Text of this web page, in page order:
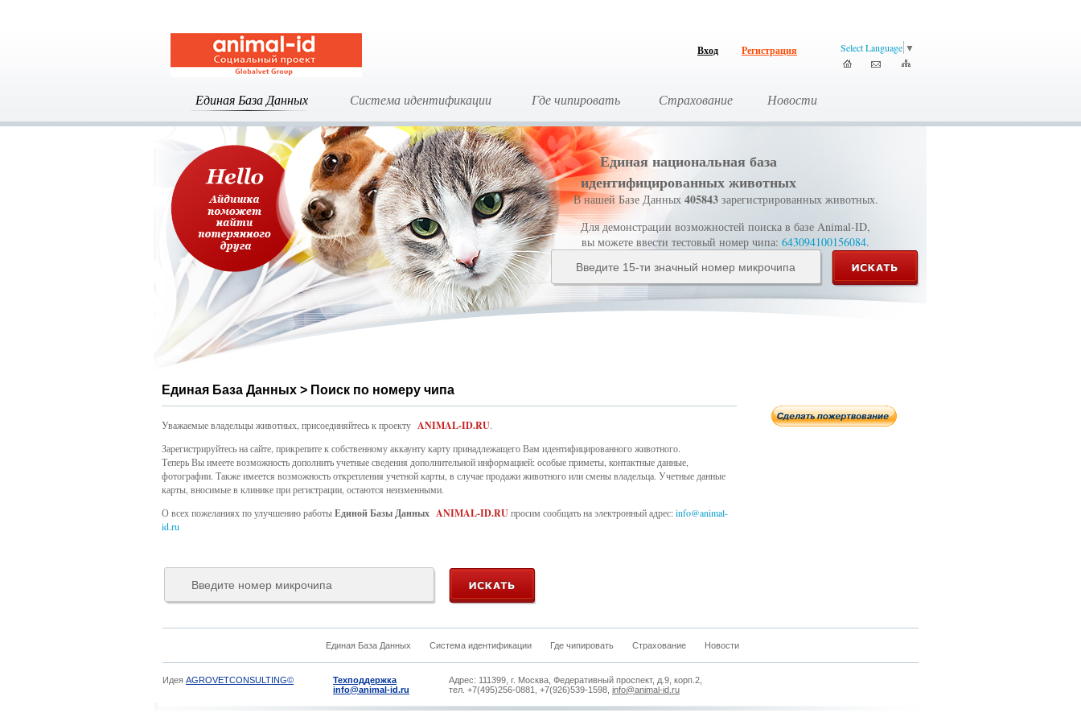
Вход Регистрация Select Language ▼
Единая База Данных Система идентификации Где чипировать Страхование Новости
Единая национальная база
идентифицированных животных
В нашей Базе Данных 405843зарегистрированных животных.
Для демонстрации возможностей поиска в базе Animal-ID,
вы можете ввести тестовый номер чипа: 643094100156084.
Единая База Данных > Поиск по номеру чипа
Уважаемые владельцы животных, присоединяйтесь к проекту ANIMAL-ID.RU.
Зарегистрируйтесь на сайте, прикрепите к собственному аккаунту карту принадлежащего Вам идентифицированного животного.
Теперь Вы имеете возможность дополнить учетные сведения дополнительной информацией: особые приметы, контактные данные,
фотографии. Также имеется возможность открепления учетной карты, в случае продажи животного или смены владельца. Учетные данные
карты, вносимые в клинике при регистрации, остаются неизменными.
О всех пожеланиях по улучшению работыЕдиной Базы Данных ANIMAL-ID.RUпросим сообщать на электронный адрес:info@animal-
id.ru
Единая База Данных Система идентификации Где чипировать Страхование Новости
Идея AGROVETCONSULTING©
Техподдержка
info@animal-id.ru
Адрес: 111399, г. Москва, Федеративный проспект, д.9, корп.2,
тел. +7(495)256-0881, +7(926)539-1598, info@animal-id.ru